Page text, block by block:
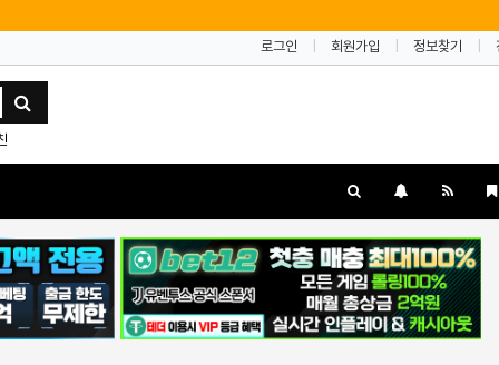
로그인 회원가입 정보찾기